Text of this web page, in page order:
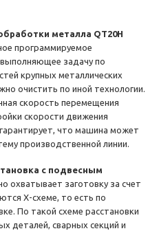
металла QT20H
программируемое
задачу по
крупных металлических
очистить по иной технологии.
скорость перемещения
скорости движения
что машина может
производственной линии.
с подвесным
охватывает заготовку за счет
X-схеме, то есть по
По такой схеме расстановки
деталей, сварных секций и